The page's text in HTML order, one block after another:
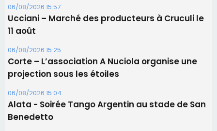
06/08/2026 15:57
Ucciani – Marché des producteurs à Cruculi le
11 août
06/08/2026 15:25
Corte – L’association A Nuciola organise une
projection sous les étoiles
06/08/2026 15:04
Alata - Soirée Tango Argentin au stade de San
Benedetto